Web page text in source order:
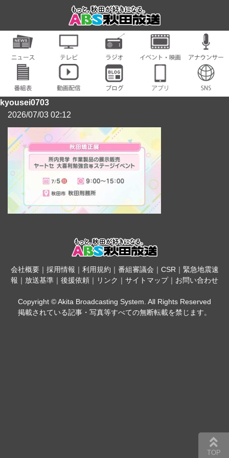
kyousei0703
2026/07/03 02:12
会社概要｜ 採用情報 ｜ 利用規約 ｜ 番組審議会 ｜ CSR｜ 緊急地震速
報 ｜ 放送基準 ｜ 後援依頼 ｜ リンク ｜ サイトマップ｜ お問い合わせ
Copyright © Akita Broadcasting System. All Rights Reserved
掲載されている記事・写真等すべての無断転載を禁じます。